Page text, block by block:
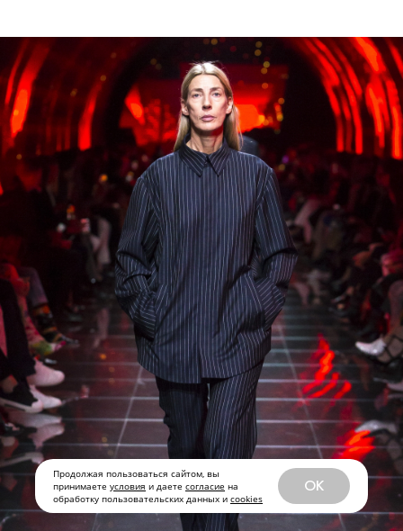
Продолжая пользоваться сайтом, вы
принимаете условия и даете согласие на
обработку пользовательских данных и cookies
OK